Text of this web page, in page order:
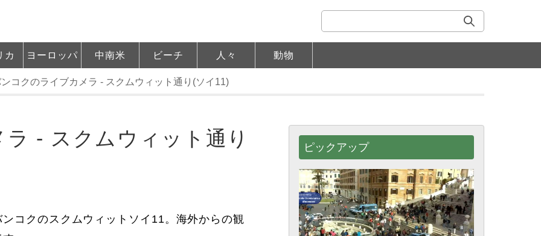
カ ヨーロッパ 中南米 ビーチ 人々 動物
コクのライブカメラ - スクムウィット通り(ソイ11)
- スクムウィット通り
コクのスクムウィットソイ11。海外からの観
ピックアップ